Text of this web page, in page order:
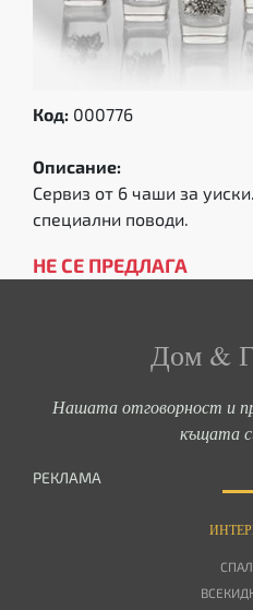
Код: 000776
Описание:
Сервиз от 6 чаши за
специални поводи.
НЕ СЕ ПРЕДЛАГА
Дом &
Нашата отговорност и
къщата
РЕКЛАМА